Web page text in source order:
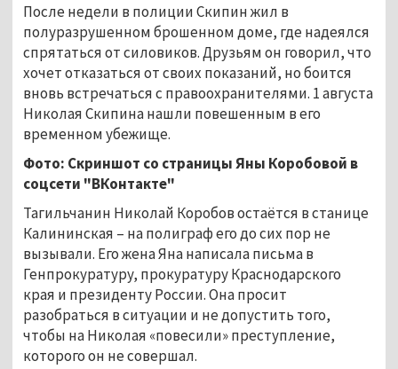
После недели в полиции Скипин жил в
полуразрушенном брошенном доме, где надеялся
спрятаться от силовиков. Друзьям он говорил, что
хочет отказаться от своих показаний, но боится
вновь встречаться с правоохранителями. 1 августа
Николая Скипина нашли повешенным в его
временном убежище.
Фото: Скриншот со страницы Яны Коробовой в
соцсети "ВКонтакте"
Тагильчанин Николай Коробов остаётся в станице
Калининская – на полиграф его до сих пор не
вызывали. Его жена Яна написала письма в
Генпрокуратуру, прокуратуру Краснодарского
края и президенту России. Она просит
разобраться в ситуации и не допустить того,
чтобы на Николая «повесили» преступление,
которого он не совершал.